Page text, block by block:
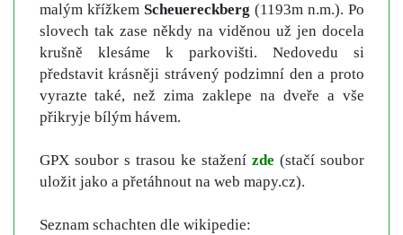
malým křížkem Scheuereckberg (1193m n.m.). Po
slovech tak zase někdy na viděnou už jen docela
krušně klesáme k parkovišti. Nedovedu si
představit krásněji strávený podzimní den a proto
vyrazte také, než zima zaklepe na dveře a vše
přikryje bílým hávem.
GPX soubor s trasou ke stažení zde (stačí soubor
uložit jako a přetáhnout na web mapy.cz).
Seznam schachten dle wikipedie: